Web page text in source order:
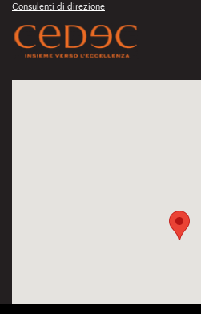
Consulenti di direzione